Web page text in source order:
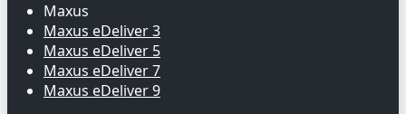
Maxus
Maxus eDeliver 3
Maxus eDeliver 5
Maxus eDeliver 7
Maxus eDeliver 9